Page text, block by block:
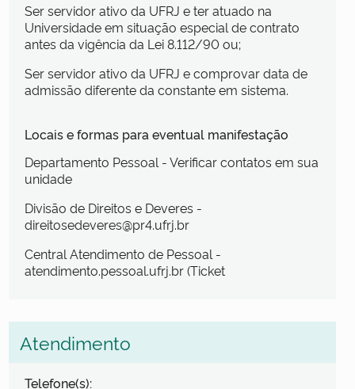
Ser servidor ativo da UFRJ e ter atuado na
Universidade em situação especial de contrato
antes da vigência da Lei 8.112/90 ou;
Ser servidor ativo da UFRJ e comprovar data de
admissão diferente da constante em sistema.
Locais e formas para eventual manifestação
Departamento Pessoal - Verificar contatos em sua
unidade
Divisão de Direitos e Deveres -
direitosedeveres@pr4.ufrj.br
Central Atendimento de Pessoal -
atendimento.pessoal.ufrj.br (Ticket
Atendimento
Telefone(s):